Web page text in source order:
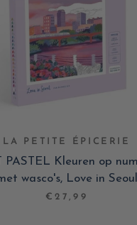
LA PETITE ÉPICERIE
PASTEL Kleuren op
wasco's, Love in Seoul
€27,99